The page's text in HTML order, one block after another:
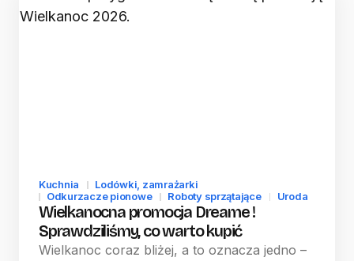
Kuchnia
Lodówki, zamrażarki
Odkurzacze pionowe
Roboty sprzątające Uroda
Wielkanocna promocja Dreame !
Sprawdziliśmy, co warto kupić
Wielkanoc coraz bliżej, a to oznacza jedno –